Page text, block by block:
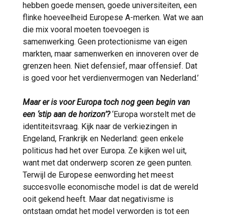
hebben goede mensen, goede universiteiten, een
flinke hoeveelheid Europese A-merken. Wat we aan
die mix vooral moeten toevoegen is
samenwerking. Geen protectionisme van eigen
markten, maar samenwerken en innoveren over de
grenzen heen. Niet defensief, maar offensief. Dat
is goed voor het verdienvermogen van Nederland.’
Maar er is voor Europa toch nog geen begin van
een ‘stip aan de horizon’?‘Europa worstelt met de
identiteitsvraag. Kijk naar de verkiezingen in
Engeland, Frankrijk en Nederland: geen enkele
politicus had het over Europa. Ze kijken wel uit,
want met dat onderwerp scoren ze geen punten.
Terwijl de Europese eenwording het meest
succesvolle economische model is dat de wereld
ooit gekend heeft. Maar dat negativisme is
ontstaan omdat het model verworden is tot een